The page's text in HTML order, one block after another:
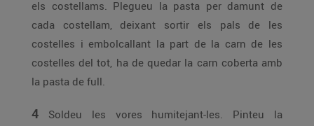
els costellams. Plegueu la pasta per damunt de
cada costellam, deixant sortir els pals de les
costelles i embolcallant la part de la carn de les
costelles del tot, ha de quedar la carn coberta amb
la pasta de full.
4 Soldeu les vores humitejant-les. Pinteu la